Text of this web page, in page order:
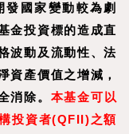
國家變動較為劇
金投資標的造成直
波動及流動性、法
資產價值之增減，
消除。 本基金可以
投資者(QFII)之額